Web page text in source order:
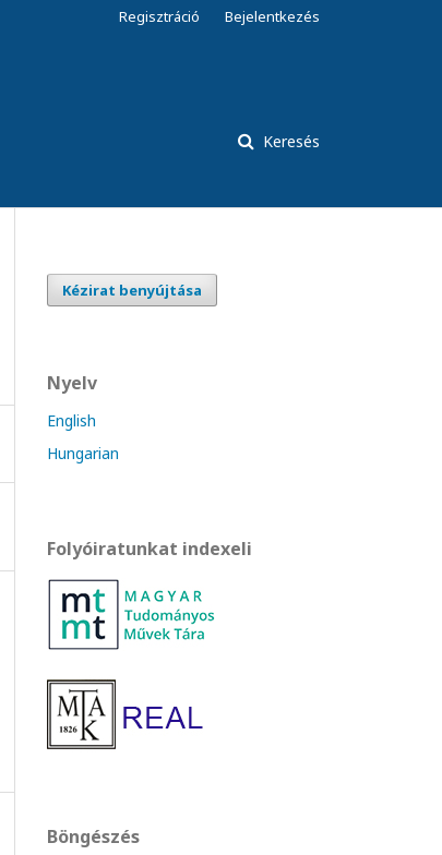
Keresés
Regisztráció Bejelentkezés
Kézirat benyújtása
Nyelv
English
Hungarian
Folyóiratunkat indexeli
Böngészés